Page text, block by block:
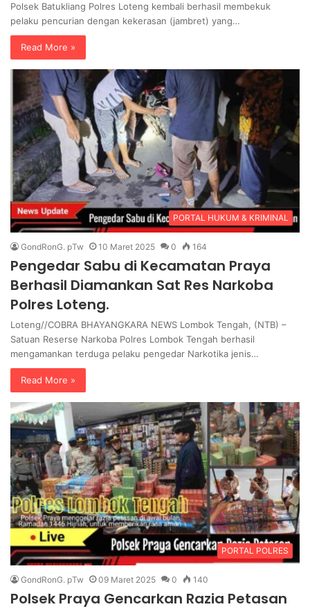
Polsek Batukliang Polres Loteng kembali berhasil membekuk
pelaku pencurian dengan kekerasan (jambret) yang…
Read More »
PORTAL HUKUM & KRIMINAL
GondRonG. pTw 10 Maret 2025 0 164
Pengedar Sabu di Kecamatan Praya
Berhasil Diamankan Sat Res Narkoba
Polres Loteng.
Loteng//COBRA BHAYANGKARA NEWS Lombok Tengah, (NTB) –
Satuan Reserse Narkoba Polres Lombok Tengah berhasil
mengamankan terduga pelaku pengedar Narkotika jenis…
Read More »
PORTAL POLRES
GondRonG. pTw 09 Maret 2025 0 140
Polsek Praya Gencarkan Razia Petasan